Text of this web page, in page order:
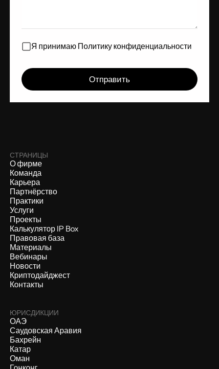
Я принимаю Политику конфиденциальности
СТРАНИЦЫ
О фирме
Команда
Карьера
Партнёрство
Практики
Услуги
Проекты
Калькулятор IP Box
Правовая база
Материалы
Вебинары
Новости
Криптодайджест
Контакты
ЮРИСДИКЦИИ
ОАЭ
Саудовская Аравия
Бахрейн
Катар
Оман